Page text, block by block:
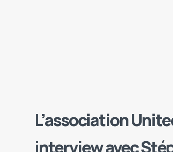
L’association
interview avec